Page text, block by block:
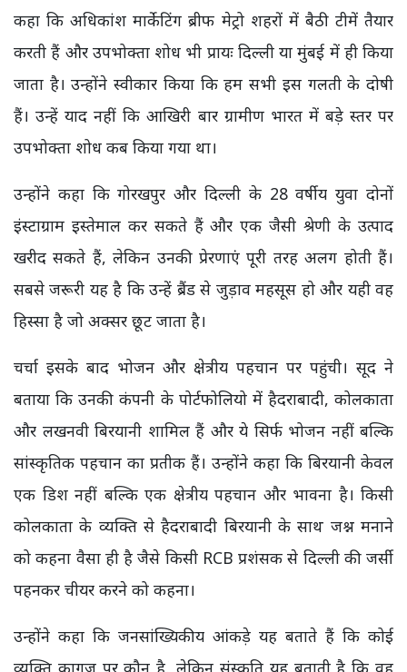
कहा कि अधिकांश मार्केटिंग ब्रीफ मेट्रो शहरों में बैठी टीमें तैयार
करती हैं और उपभोक्ता शोध भी प्रायः दिल्ली या मुंबई में ही किया
जाता है। उन्होंने स्वीकार किया कि हम सभी इस गलती के दोषी
हैं। उन्हें याद नहीं कि आखिरी बार ग्रामीण भारत में बड़े स्तर पर
उपभोक्ता शोध कब किया गया था।
उन्होंने कहा कि गोरखपुर और दिल्ली के 28 वर्षीय युवा दोनों
इंस्टाग्राम इस्तेमाल कर सकते हैं और एक जैसी श्रेणी के उत्पाद
खरीद सकते हैं, लेकिन उनकी प्रेरणाएं पूरी तरह अलग होती हैं।
सबसे जरूरी यह है कि उन्हें ब्रैंड से जुड़ाव महसूस हो और यही वह
हिस्सा है जो अक्सर छूट जाता है।
चर्चा इसके बाद भोजन और क्षेत्रीय पहचान पर पहुंची। सूद ने
बताया कि उनकी कंपनी के पोर्टफोलियो में हैदराबादी, कोलकाता
और लखनवी बिरयानी शामिल हैं और ये सिर्फ भोजन नहीं बल्कि
सांस्कृतिक पहचान का प्रतीक हैं। उन्होंने कहा कि बिरयानी केवल
एक डिश नहीं बल्कि एक क्षेत्रीय पहचान और भावना है। किसी
कोलकाता के व्यक्ति से हैदराबादी बिरयानी के साथ जश्न मनाने
को कहना वैसा ही है जैसे किसी RCB प्रशंसक से दिल्ली की जर्सी
पहनकर चीयर करने को कहना।
उन्होंने कहा कि जनसांख्यिकीय आंकड़े यह बताते हैं कि कोई
व्यक्ति कागज पर कौन है, लेकिन संस्कृति यह बताती है कि वह